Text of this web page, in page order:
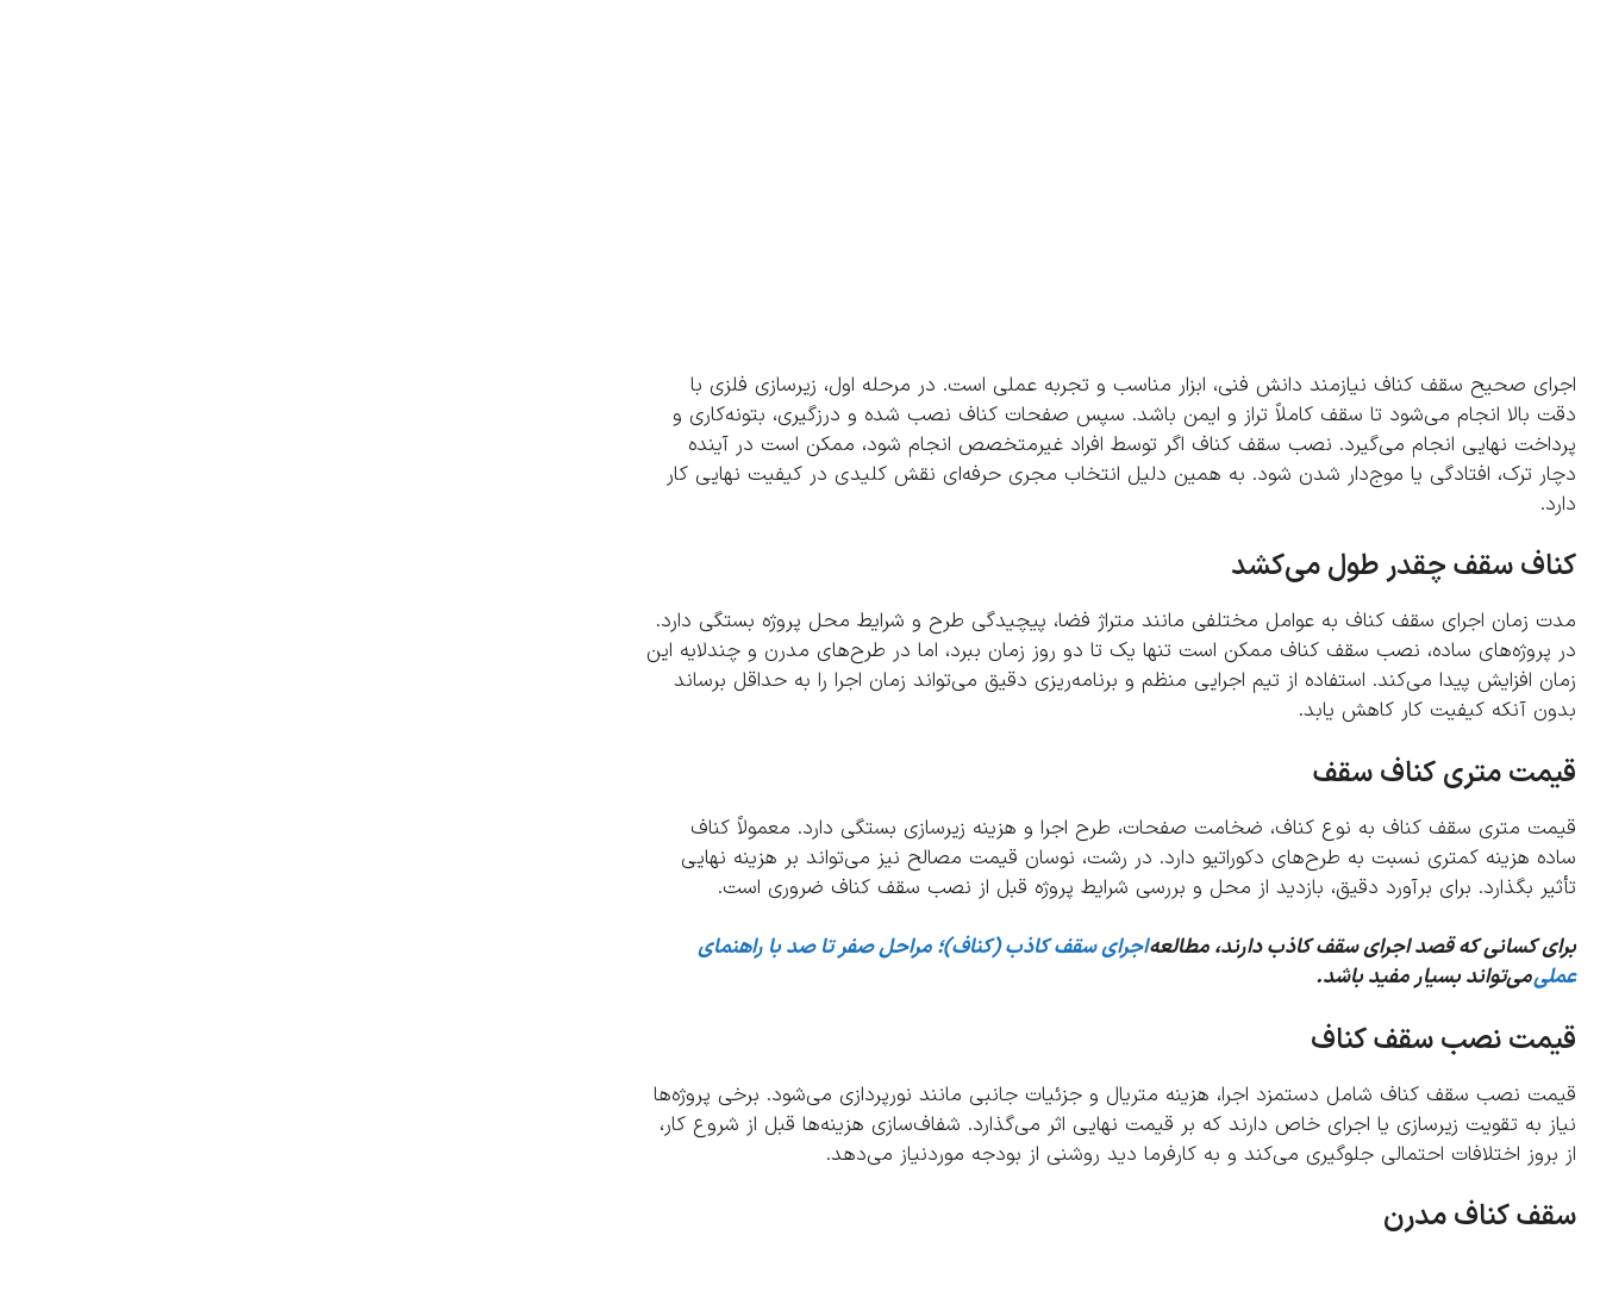
اجرای صحیح سقف کناف نیازمند دانش فنی، ابزار مناسب و تجربه عملی است. در مرحله اول، زیرسازی فلزی با
دقت بالا انجام می‌شود تا سقف کاملاً تراز و ایمن باشد. سپس صفحات کناف نصب شده و درزگیری، بتونه‌کاری و
پرداخت نهایی انجام می‌گیرد. نصب سقف کناف اگر توسط افراد غیرمتخصص انجام شود، ممکن است در آینده
دچار ترک، افتادگی یا موج‌دار شدن شود. به همین دلیل انتخاب مجری حرفه‌ای نقش کلیدی در کیفیت نهایی کار
دارد.
کناف سقف چقدر طول می‌کشد
مدت زمان اجرای سقف کناف به عوامل مختلفی مانند متراژ فضا، پیچیدگی طرح و شرایط محل پروژه بستگی دارد.
در پروژه‌های ساده، نصب سقف کناف ممکن است تنها یک تا دو روز زمان ببرد، اما در طرح‌های مدرن و چندلایه این
زمان افزایش پیدا می‌کند. استفاده از تیم اجرایی منظم و برنامه‌ریزی دقیق می‌تواند زمان اجرا را به حداقل برساند
بدون آنکه کیفیت کار کاهش یابد.
قیمت متری کناف سقف
قیمت متری سقف کناف به نوع کناف، ضخامت صفحات، طرح اجرا و هزینه زیرسازی بستگی دارد. معمولاً کناف
ساده هزینه کمتری نسبت به طرح‌های دکوراتیو دارد. در رشت، نوسان قیمت مصالح نیز می‌تواند بر هزینه نهایی
تأثیر بگذارد. برای برآورد دقیق، بازدید از محل و بررسی شرایط پروژه قبل از نصب سقف کناف ضروری است.
برای کسانی که قصد اجرای سقف کاذب دارند، مطالعهاجرای سقف کاذب (کناف)؛ مراحل صفر تا صد با راهنمای
عملیمی‌تواند بسیار مفید باشد.
قیمت نصب سقف کناف
قیمت نصب سقف کناف شامل دستمزد اجرا، هزینه متریال و جزئیات جانبی مانند نورپردازی می‌شود. برخی پروژه‌ها
نیاز به تقویت زیرسازی یا اجرای خاص دارند که بر قیمت نهایی اثر می‌گذارد. شفاف‌سازی هزینه‌ها قبل از شروع کار،
از بروز اختلافات احتمالی جلوگیری می‌کند و به کارفرما دید روشنی از بودجه موردنیاز می‌دهد.
سقف کناف مدرن